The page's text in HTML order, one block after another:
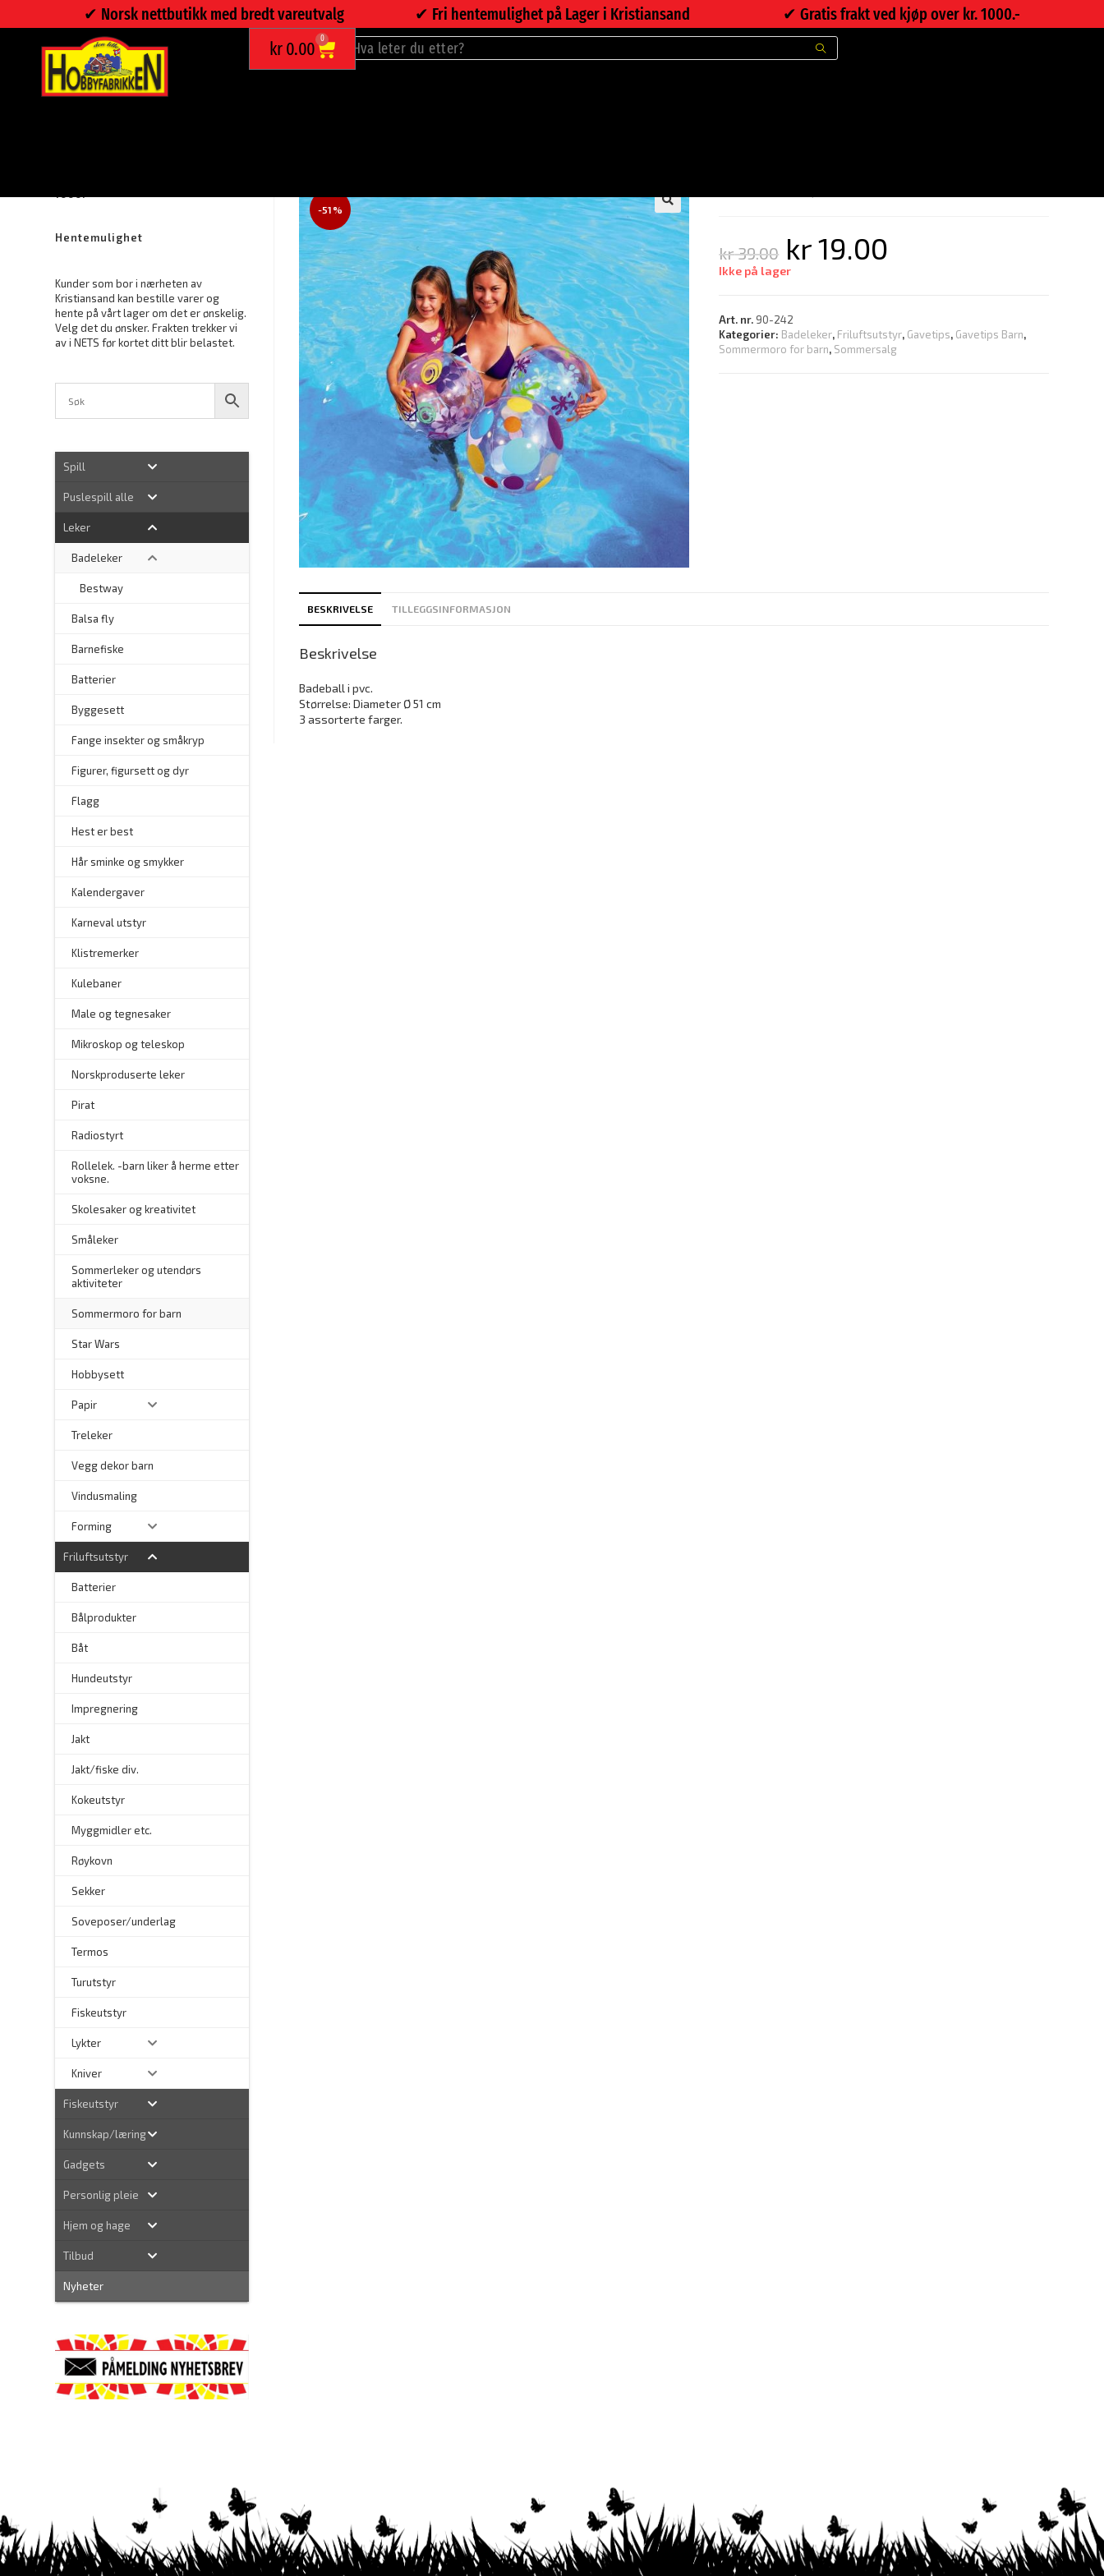
✔︎ Norsk nettbutikk med bredt vareutvalg ✔︎ Fri hentemulighet på Lager i Kristiansand ✔︎ Gratis frakt ved kjøp over kr. 1000.-
kr0.00 0
-51%
kr39.00 kr19.00
Ikke på lager
Art. nr. 90-242
Kategorier: Badeleker, Friluftsutstyr, Gavetips, Gavetips Barn,
Sommermoro for barn, Sommersalg
BESKRIVELSE TILLEGGSINFORMASJON
Beskrivelse
Badeball i pvc.
Størrelse: Diameter Ø 51 cm
3 assorterte farger.
Hentemulighet
Kunder som bor i nærheten av
Kristiansand kan bestille varer og
hente på vårt lager om det er ønskelig.
Velg det du ønsker. Frakten trekker vi
av i NETS før kortet ditt blir belastet.
Spill
Puslespill alle
Leker
Badeleker
Bestway
Balsa fly
Barnefiske
Batterier
Byggesett
Fange insekter og småkryp
Figurer, figursett og dyr
Flagg
Hest er best
Hår sminke og smykker
Kalendergaver
Karneval utstyr
Klistremerker
Kulebaner
Male og tegnesaker
Mikroskop og teleskop
Norskproduserte leker
Pirat
Radiostyrt
Rollelek. -barn liker å herme etter
voksne.
Skolesaker og kreativitet
Småleker
Sommerleker og utendørs
aktiviteter
Sommermoro for barn
Star Wars
Hobbysett
Papir
Treleker
Vegg dekor barn
Vindusmaling
Forming
Friluftsutstyr
Batterier
Bålprodukter
Båt
Hundeutstyr
Impregnering
Jakt
Jakt/fiske div.
Kokeutstyr
Myggmidler etc.
Røykovn
Sekker
Soveposer/underlag
Termos
Turutstyr
Fiskeutstyr
Lykter
Kniver
Fiskeutstyr
Kunnskap/læring
Gadgets
Personlig pleie
Hjem og hage
Tilbud
Nyheter